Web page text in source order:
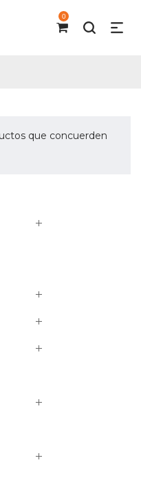
0
que concuerden